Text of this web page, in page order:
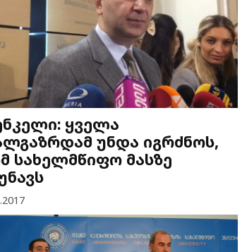
ყველა
უნდა იგრძნოს,
სახელმწიფო მასზე